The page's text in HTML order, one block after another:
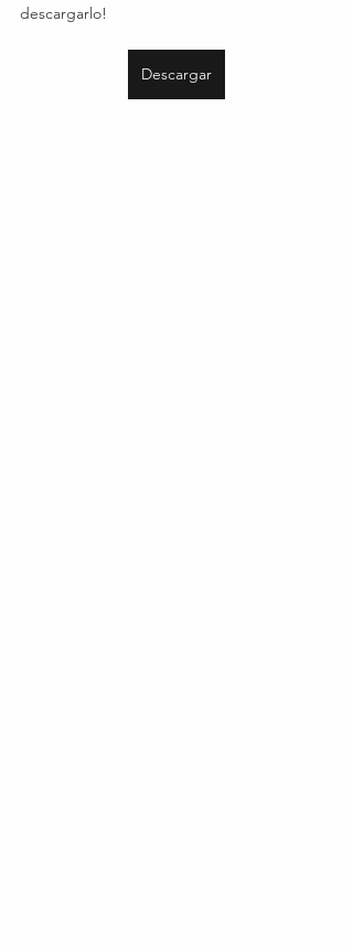
descargarlo!
Descargar